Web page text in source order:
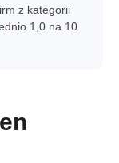
z kategorii
1,0 na 10